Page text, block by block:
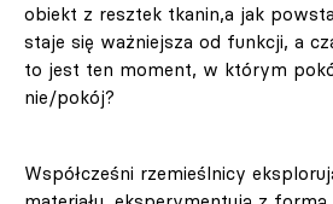
obiekt z resztek tkanin,a jak
staje się ważniejsza od funkcji, a
to jest ten moment, w którym
nie/pokój?
Współcześni rzemieślnicy